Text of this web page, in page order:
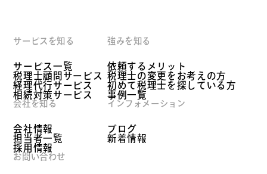
サービスを知る
サービス一覧
税理士顧問サービス
経理代行サービス
相続対策サービス
強みを知る
依頼するメリット
税理士の変更をお考えの方
初めて税理士を探している方
事例一覧
会社を知る
会社情報
担当者一覧
採用情報
インフォメーション
ブログ
新着情報
お問い合わせ